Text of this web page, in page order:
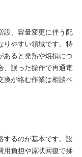
設、容量変更に伴う配
りやすい領域です。特
あると発熱や焼損につ
、誤った操作で再通電
換が絡む作業は相談ベ
するのが基本です。設
用負担や原状回復で揉